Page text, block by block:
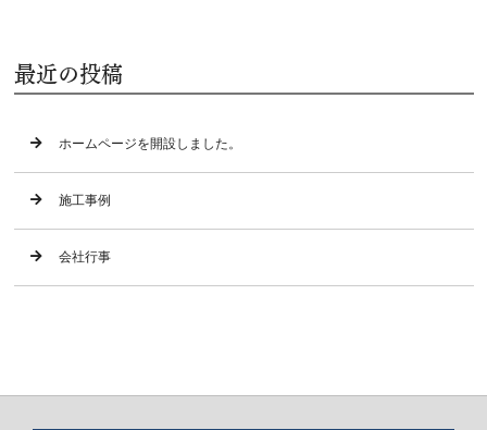
最近の投稿
ホームページを開設しました。
施工事例
会社行事